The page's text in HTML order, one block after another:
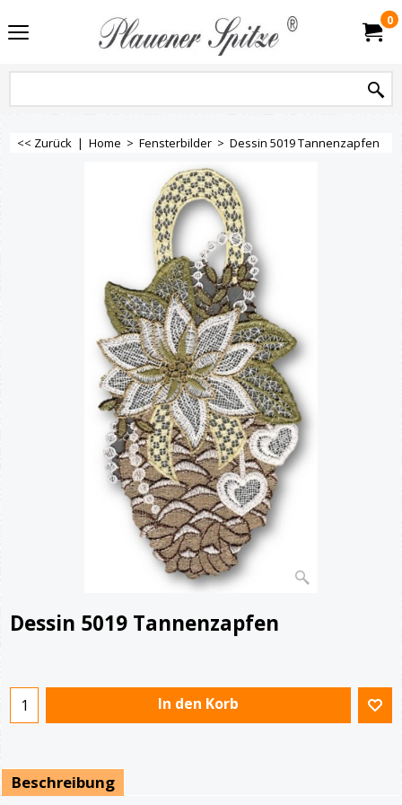
0
<< Zurück | Home > Fensterbilder > Dessin 5019 Tannenzapfen
Dessin 5019 Tannenzapfen
In den Korb